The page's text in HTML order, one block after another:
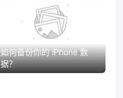
如何备份你的 iPhone 数
据？